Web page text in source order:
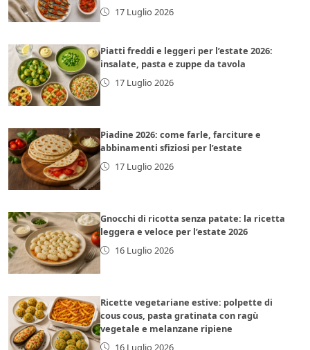
17 Luglio 2026
Piatti freddi e leggeri per l’estate 2026:
insalate, pasta e zuppe da tavola
17 Luglio 2026
Piadine 2026: come farle, farciture e
abbinamenti sfiziosi per l’estate
17 Luglio 2026
Gnocchi di ricotta senza patate: la ricetta
leggera e veloce per l’estate 2026
16 Luglio 2026
Ricette vegetariane estive: polpette di
cous cous, pasta gratinata con ragù
vegetale e melanzane ripiene
16 Luglio 2026